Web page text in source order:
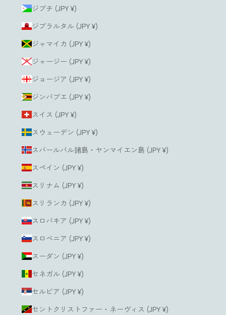
ジブチ (JPY ¥)
ジブラルタル (JPY ¥)
ジャマイカ (JPY ¥)
ジャージー (JPY ¥)
ジョージア (JPY ¥)
ジンバブエ (JPY ¥)
スイス (JPY ¥)
スウェーデン (JPY ¥)
スバールバル諸島・ヤンマイエン島 (JPY ¥)
スペイン (JPY ¥)
スリナム (JPY ¥)
スリランカ (JPY ¥)
スロバキア (JPY ¥)
スロベニア (JPY ¥)
スーダン (JPY ¥)
セネガル (JPY ¥)
セルビア (JPY ¥)
セントクリストファー・ネーヴィス (JPY ¥)